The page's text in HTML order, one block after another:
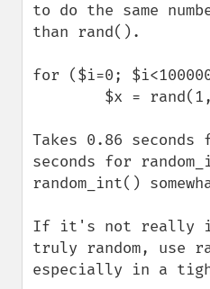
to do the same
than rand().
for ($i=0;
Takes 0.86
seconds for
random_int()
If it's not really
truly random, use
especially in a